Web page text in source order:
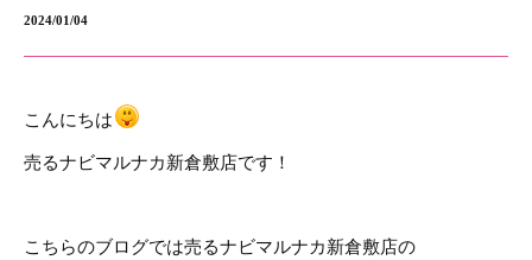
2024/01/04
こんにちは
売るナビマルナカ新倉敷店です！
こちらのブログでは売るナビマルナカ新倉敷店の